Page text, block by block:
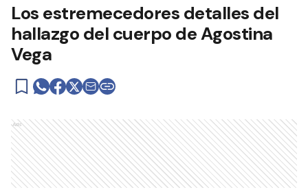
Los estremecedores detalles del
hallazgo del cuerpo de Agostina
Vega
Ads